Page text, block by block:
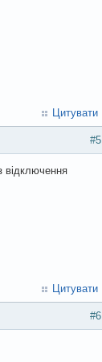
Цитувати
#5
відключення
Цитувати
#6